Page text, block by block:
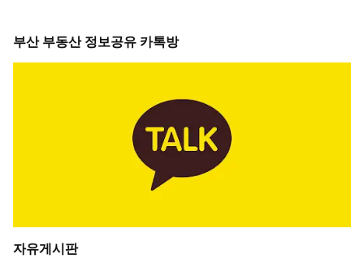
부산 부동산 정보공유 카톡방
자유게시판